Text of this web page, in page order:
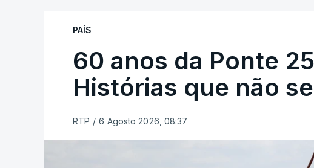
PAÍS
60 anos da Ponte
Histórias que não
RTP / 6 Agosto 2026, 08:37